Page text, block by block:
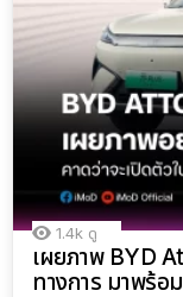
1.4k ดู
เผยภาพ BYD
ทางการ มาพร้อ